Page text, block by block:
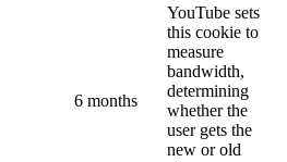
6 months
YouTube sets
this cookie to
measure
bandwidth,
determining
whether the
user gets the
new or old